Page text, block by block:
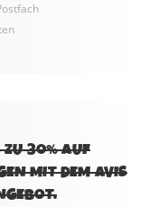
ZU 30% AUF
MIT DEM AVIS